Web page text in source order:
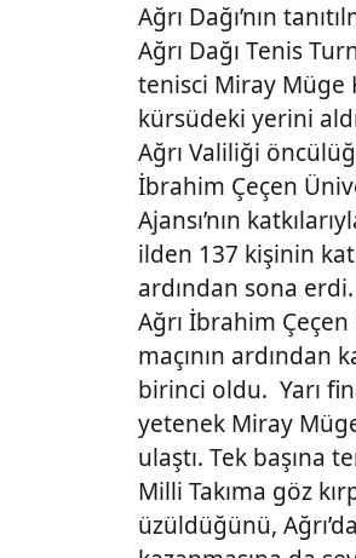
Ağrı Dağı’nın
Ağrı Dağı Tenis
tenisci Miray Müge
kürsüdeki yerini
Ağrı Valiliği
İbrahim Çeçen
Ajansı’nın
ilden 137 kişinin
ardından sona erdi.
Ağrı İbrahim
maçının ardından
birinci oldu. Yarı
yetenek Miray
ulaştı. Tek başına
Milli Takıma göz
üzüldüğünü,